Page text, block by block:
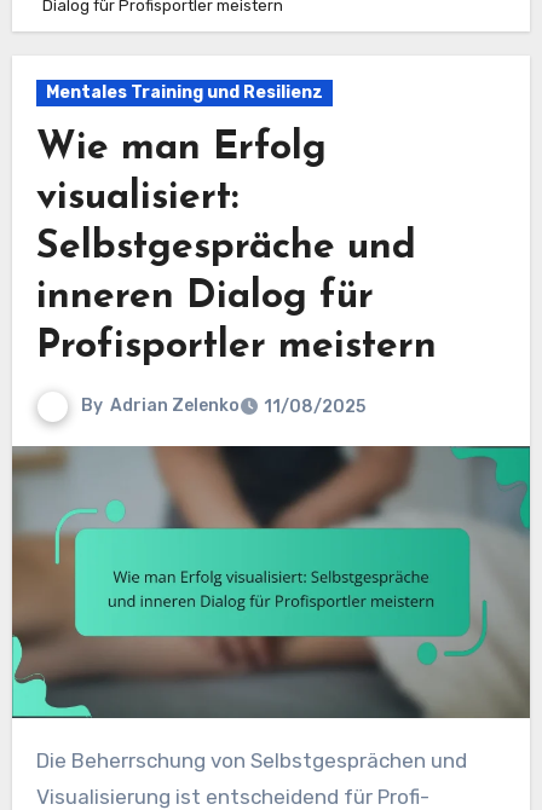
Dialog für Profisportler meistern
Mentales Training und Resilienz
Wie man Erfolg
visualisiert:
Selbstgespräche und
inneren Dialog für
Profisportler meistern
By Adrian Zelenko 11/08/2025
Die Beherrschung von Selbstgesprächen und
Visualisierung ist entscheidend für Profi-